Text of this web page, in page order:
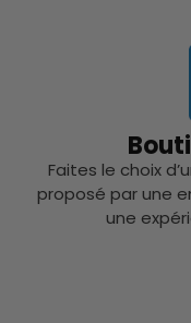
Faites le choix
proposé par une
une